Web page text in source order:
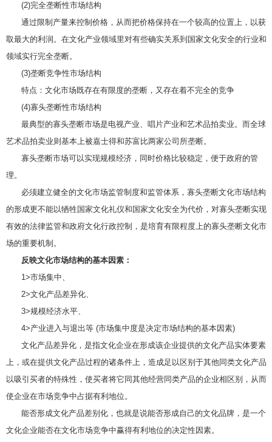
(2)完全垄断性市场结构
通过限制产量来控制价格，从而把价格保持在一个较高的位置上，以获
取最大的利润。在文化产业领域里对有些确实关系到国家文化安全的行业和
领域实行完全垄断。
(3)垄断竞争性市场结构
特点：文化市场既存在有限度的垄断，又存在着不完全的竞争
(4)寡头垄断性市场结构
最典型的寡头垄断市场是电视产业、唱片产业和艺术品拍卖业。而全球
艺术品拍卖业则基本上被嘉士得和苏富比两家公司所垄断。
寡头垄断市场可以实现规模经济，同时价格比较稳定，便于政府的管
理。
必须建立健全的文化市场监管制度和监管体系，寡头垄断文化市场结构
的形成更不能以牺牲国家文化礼仪和国家文化安全为代价，对寡头垄断实现
有效的法律监管和政府文化行政控制，是培育有限程度上的寡头垄断文化市
场的重要机制。
反映文化市场结构的基本因素：
1>市场集中、
2>文化产品差异化、
3>规模经济水平、
4>产业进入与退出等 (市场集中度是决定市场结构的基本因素)
文化产品差异化，是指文化企业在形成该企业提供的文化产品实体要素
上，或在提供文化产品过程的诸条件上，造成足以区别于其他同类文化产品
以吸引买者的特殊性，使买者将它同其他经营同类产品的企业相区别，从而
使企业在市场竞争中占据有利地位。
能否形成文化产品差别化，也就是说能否形成自己的文化品牌，是一个
文化企业能否在文化市场竞争中赢得有利地位的决定性因素。